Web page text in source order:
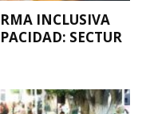
INCLUSIVA
SECTUR